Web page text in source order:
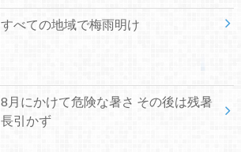
すべての地域で梅雨明け
8月にかけて危険な暑さ その後は残暑
長引かず